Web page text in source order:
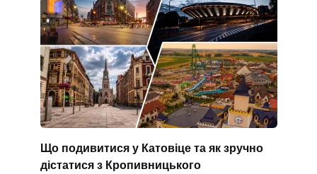
Що подивитися у Катовіце та як зручно
дістатися з Кропивницького